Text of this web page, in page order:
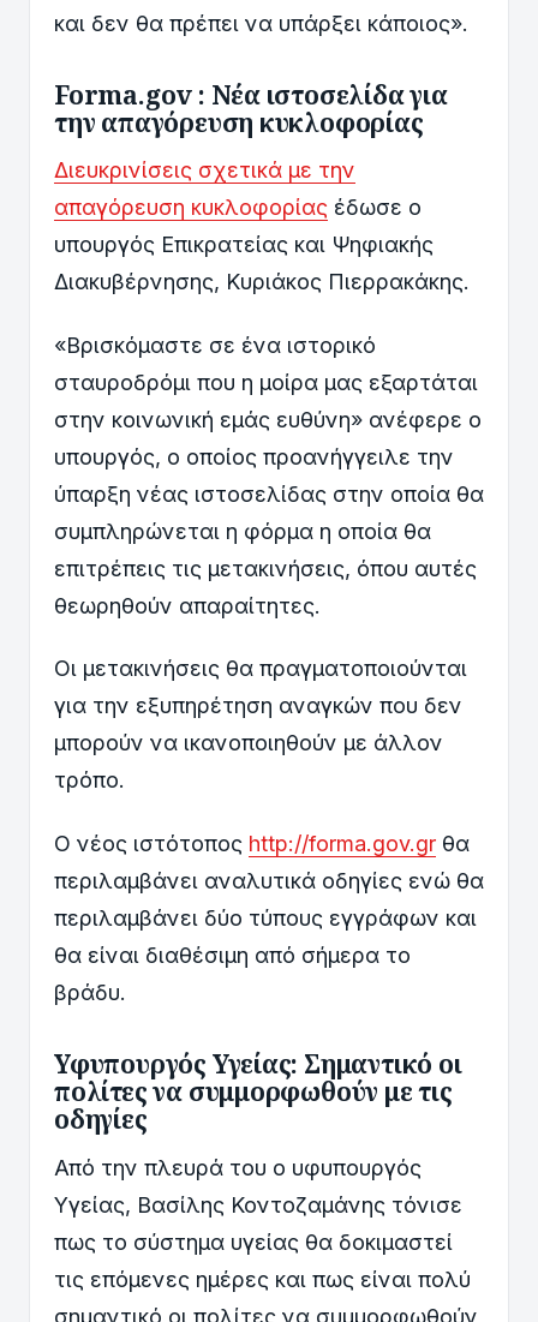
και δεν θα πρέπει να υπάρξει κάποιος».
Forma.gov : Νέα ιστοσελίδα για
την απαγόρευση κυκλοφορίας
Διευκρινίσεις σχετικά με την
απαγόρευση κυκλοφορίας έδωσε ο
υπουργός Επικρατείας και Ψηφιακής
Διακυβέρνησης, Κυριάκος Πιερρακάκης.
«Βρισκόμαστε σε ένα ιστορικό
σταυροδρόμι που η μοίρα μας εξαρτάται
στην κοινωνική εμάς ευθύνη» ανέφερε ο
υπουργός, ο οποίος προανήγγειλε την
ύπαρξη νέας ιστοσελίδας στην οποία θα
συμπληρώνεται η φόρμα η οποία θα
επιτρέπεις τις μετακινήσεις, όπου αυτές
θεωρηθούν απαραίτητες.
Οι μετακινήσεις θα πραγματοποιούνται
για την εξυπηρέτηση αναγκών που δεν
μπορούν να ικανοποιηθούν με άλλον
τρόπο.
Ο νέος ιστότοπος http://forma.gov.gr θα
περιλαμβάνει αναλυτικά οδηγίες ενώ θα
περιλαμβάνει δύο τύπους εγγράφων και
θα είναι διαθέσιμη από σήμερα το
βράδυ.
Υφυπουργός Υγείας: Σημαντικό οι
πολίτες να συμμορφωθούν με τις
οδηγίες
Από την πλευρά του ο υφυπουργός
Υγείας, Βασίλης Κοντοζαμάνης τόνισε
πως το σύστημα υγείας θα δοκιμαστεί
τις επόμενες ημέρες και πως είναι πολύ
σημαντικό οι πολίτες να συμμορφωθούν